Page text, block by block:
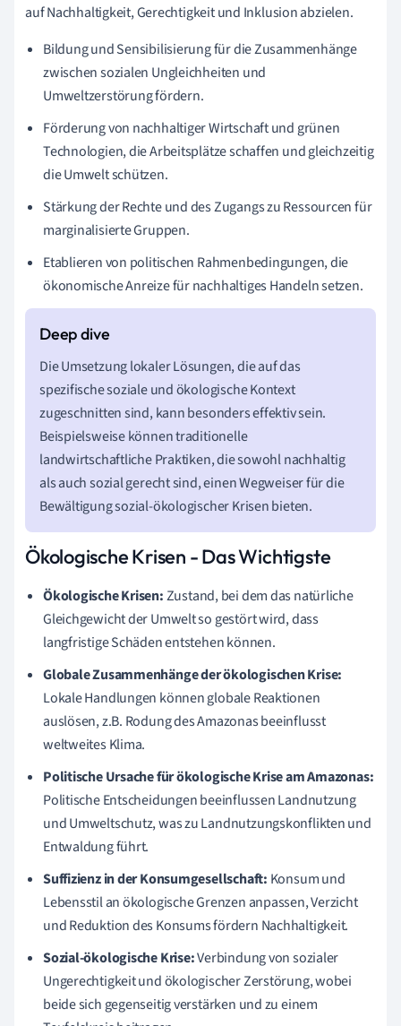
auf Nachhaltigkeit, Gerechtigkeit und Inklusion abzielen.
Bildung und Sensibilisierung für die Zusammenhänge
zwischen sozialen Ungleichheiten und
Umweltzerstörung fördern.
Förderung von nachhaltiger Wirtschaft und grünen
Technologien, die Arbeitsplätze schaffen und gleichzeitig
die Umwelt schützen.
Stärkung der Rechte und des Zugangs zu Ressourcen für
marginalisierte Gruppen.
Etablieren von politischen Rahmenbedingungen, die
ökonomische Anreize für nachhaltiges Handeln setzen.
Die Umsetzung lokaler Lösungen, die auf das
spezifische soziale und ökologische Kontext
zugeschnitten sind, kann besonders effektiv sein.
Beispielsweise können traditionelle
landwirtschaftliche Praktiken, die sowohl nachhaltig
als auch sozial gerecht sind, einen Wegweiser für die
Bewältigung sozial-ökologischer Krisen bieten.
Ökologische Krisen - Das Wichtigste
Ökologische Krisen:Zustand, bei dem das natürliche
Gleichgewicht der Umwelt so gestört wird, dass
langfristige Schäden entstehen können.
Globale Zusammenhänge der ökologischen Krise:
Lokale Handlungen können globale Reaktionen
auslösen, z.B. Rodung des Amazonas beeinflusst
weltweites Klima.
Politische Ursache für ökologische Krise am Amazonas:
Politische Entscheidungen beeinflussen Landnutzung
und Umweltschutz, was zu Landnutzungskonflikten und
Entwaldung führt.
Suffizienz in der Konsumgesellschaft: Konsum und
Lebensstil an ökologische Grenzen anpassen, Verzicht
und Reduktion des Konsums fördern Nachhaltigkeit.
Sozial-ökologische Krise:Verbindung von sozialer
Ungerechtigkeit und ökologischer Zerstörung, wobei
beide sich gegenseitig verstärken und zu einem